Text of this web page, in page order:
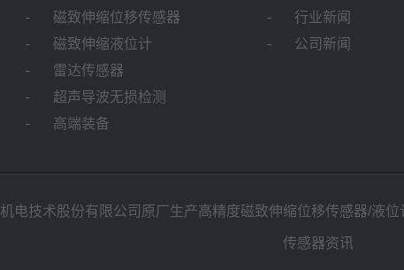
磁致伸缩位移传感器
磁致伸缩液位计
雷达传感器
超声导波无损检测
高端装备
行业新闻
公司新闻
机电技术股份有限公司原厂生产高精度磁致伸缩位移传感器/液位
传感器资讯